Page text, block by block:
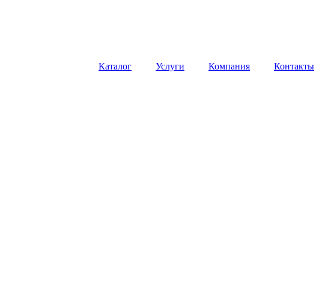
Каталог Услуги Компания Контакты